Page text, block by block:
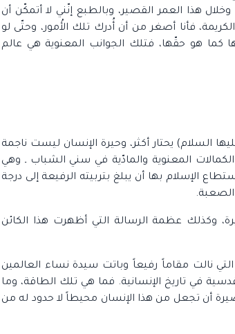
هذا العمر القصير، وبالطبع إنّني لا أتمكّن أن
فأنا أصغر من أن أُدرك تلك الأُمور، وحتّى لو
هو حقّها، فتلك الجوانب المعنوية هي عالم
السلام) يحتار أكثر، وحيرة الإنسان ليست ناجمة
المعنوية والمادّية في سني الشباب ـ وهي
الإسلام بها أن يبلغ بتربيته الرفيعة إلى درجة
وكذلك عظمة الرسالة التي أظهرت هذا الكائن
نالت مقاماً رفيعاً وباتت سيدة نساء العالمين
في تاريخ الإنسانية. فما هي تلك الطاقة، وما
أن تجعل من هذا الإنسان محيطاً لا حدود له من